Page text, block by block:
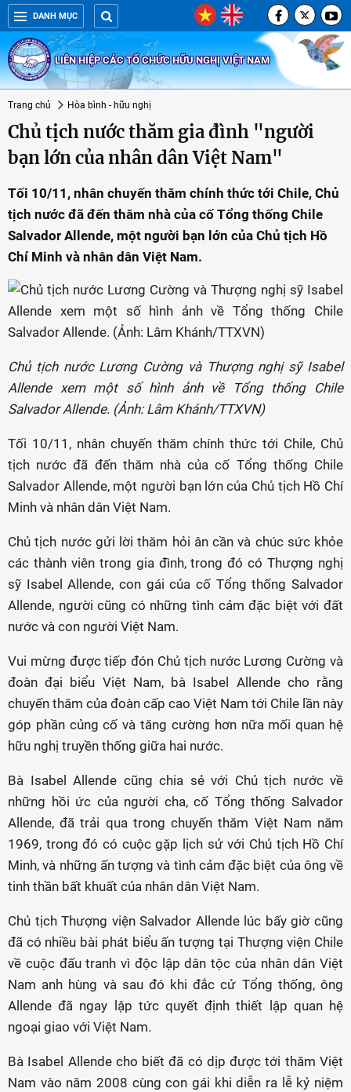
DANH MỤC
LIÊN HIỆP CÁC TỔ CHỨC HỮU NGHỊ VIỆT NAM
Trang chủ Hòa bình - hữu nghị
Chủ tịch nước thăm gia đình "người
bạn lớn của nhân dân Việt Nam"
Tối 10/11, nhân chuyến thăm chính thức tới Chile, Chủ
tịch nước đã đến thăm nhà của cố Tổng thống Chile
Salvador Allende, một người bạn lớn của Chủ tịch Hồ
Chí Minh và nhân dân Việt Nam.
Chủ tịch nước Lương Cường và Thượng nghị sỹ Isabel
Allende xem một số hình ảnh về Tổng thống Chile
Salvador Allende. (Ảnh: Lâm Khánh/TTXVN)
Tối 10/11, nhân chuyến thăm chính thức tới Chile, Chủ
tịch nước đã đến thăm nhà của cố Tổng thống Chile
Salvador Allende, một người bạn lớn của Chủ tịch Hồ Chí
Minh và nhân dân Việt Nam.
Chủ tịch nước gửi lời thăm hỏi ân cần và chúc sức khỏe
các thành viên trong gia đình, trong đó có Thượng nghị
sỹ Isabel Allende, con gái của cố Tổng thống Salvador
Allende, người cũng có những tình cảm đặc biệt với đất
nước và con người Việt Nam.
Vui mừng được tiếp đón Chủ tịch nước Lương Cường và
đoàn đại biểu Việt Nam, bà Isabel Allende cho rằng
chuyến thăm của đoàn cấp cao Việt Nam tới Chile lần này
góp phần củng cố và tăng cường hơn nữa mối quan hệ
hữu nghị truyền thống giữa hai nước.
Bà Isabel Allende cũng chia sẻ với Chủ tịch nước về
những hồi ức của người cha, cố Tổng thống Salvador
Allende, đã trải qua trong chuyến thăm Việt Nam năm
1969, trong đó có cuộc gặp lịch sử với Chủ tịch Hồ Chí
Minh, và những ấn tượng và tình cảm đặc biệt của ông về
tinh thần bất khuất của nhân dân Việt Nam.
Chủ tịch Thượng viện Salvador Allende lúc bấy giờ cũng
đã có nhiều bài phát biểu ấn tượng tại Thượng viện Chile
về cuộc đấu tranh vì độc lập dân tộc của nhân dân Việt
Nam anh hùng và sau đó khi đắc cử Tổng thống, ông
Allende đã ngay lập tức quyết định thiết lập quan hệ
ngoại giao với Việt Nam.
Bà Isabel Allende cho biết đã có dịp được tới thăm Việt
Nam vào năm 2008 cùng con gái khi diễn ra lễ kỷ niệm